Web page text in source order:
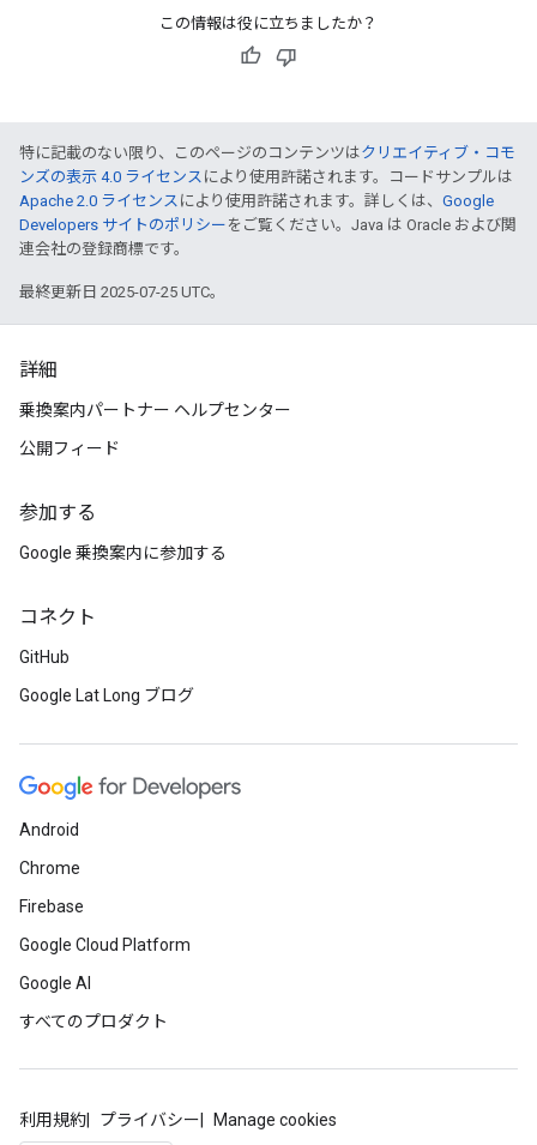
この情報は役に立ちましたか？
特に記載のない限り、このページのコンテンツはクリエイティブ・コモ
ンズの表示 4.0 ライセンス により使用許諾されます。コードサンプルは
Apache 2.0 ライセンス により使用許諾されます。詳しくは、 Google
Developers サイトのポリシー をご覧ください。Java は Oracle および関
連会社の登録商標です。
最終更新日 2025-07-25 UTC。
詳細
乗換案内パートナー ヘルプセンター
公開フィード
参加する
Google 乗換案内に参加する
コネクト
GitHub
Google Lat Long ブログ
Android
Chrome
Firebase
Google Cloud Platform
Google AI
すべてのプロダクト
利用規約 プライバシー Manage cookies